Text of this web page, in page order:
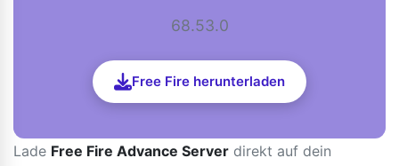
68.53.0
Free Fire herunterladen
Lade Free Fire Advance Server direkt auf dein